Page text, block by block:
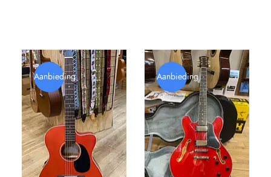
Aanbieding Aanbieding